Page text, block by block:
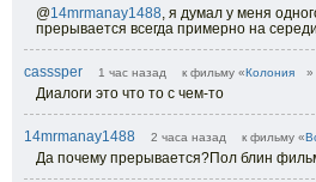
@14mrmanay1488, я думал у меня
прерывается всегда примерно на
casssper 1 час назад к фильму «Колония »
Диалоги это что то с чем-то
14mrmanay1488 2 часа назад к фильму «
Да почему прерывается?Пол блин